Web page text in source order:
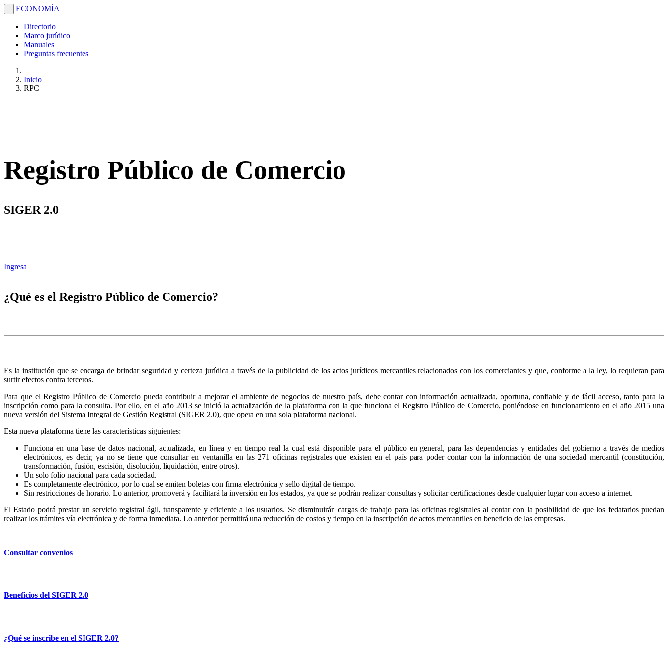
. ECONOMÍA
Directorio
Marco jurídico
Manuales
Preguntas frecuentes
Inicio
RPC
Registro Público de Comercio
SIGER 2.0
Ingresa
¿Qué es el Registro Público de Comercio?
Es la institución que se encarga de brindar seguridad y certeza jurídica a través de la publicidad de los actos jurídicos mercantiles relacionados con los comerciantes y que, conforme a la ley, lo requieran para
surtir efectos contra terceros.
Para que el Registro Público de Comercio pueda contribuir a mejorar el ambiente de negocios de nuestro país, debe contar con información actualizada, oportuna, confiable y de fácil acceso, tanto para la
inscripción como para la consulta. Por ello, en el año 2013 se inició la actualización de la plataforma con la que funciona el Registro Público de Comercio, poniéndose en funcionamiento en el año 2015 una
nueva versión del Sistema Integral de Gestión Registral (SIGER 2.0), que opera en una sola plataforma nacional.
Esta nueva plataforma tiene las características siguientes:
Funciona en una base de datos nacional, actualizada, en línea y en tiempo real la cual está disponible para el público en general, para las dependencias y entidades del gobierno a través de medios
electrónicos, es decir, ya no se tiene que consultar en ventanilla en las 271 oficinas registrales que existen en el país para poder contar con la información de una sociedad mercantil (constitución,
transformación, fusión, escisión, disolución, liquidación, entre otros).
Un solo folio nacional para cada sociedad.
Es completamente electrónico, por lo cual se emiten boletas con firma electrónica y sello digital de tiempo.
Sin restricciones de horario. Lo anterior, promoverá y facilitará la inversión en los estados, ya que se podrán realizar consultas y solicitar certificaciones desde cualquier lugar con acceso a internet.
El Estado podrá prestar un servicio registral ágil, transparente y eficiente a los usuarios. Se disminuirán cargas de trabajo para las oficinas registrales al contar con la posibilidad de que los fedatarios puedan
realizar los trámites vía electrónica y de forma inmediata. Lo anterior permitirá una reducción de costos y tiempo en la inscripción de actos mercantiles en beneficio de las empresas.
Consultar convenios
Beneficios del SIGER 2.0
¿Qué se inscribe en el SIGER 2.0?